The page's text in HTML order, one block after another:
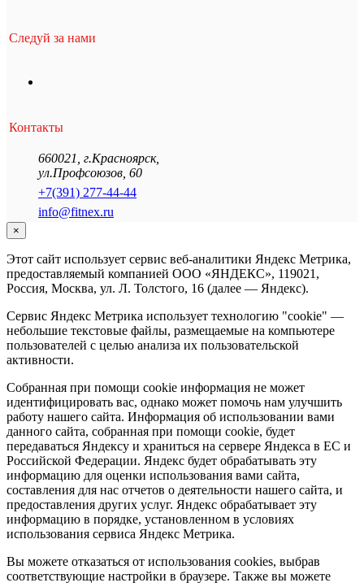
Следуй за нами
Контакты
660021 г.Красноярск,
ул.Профсоюзов, 60
+7(391) 277-44-44
info@fitnex.ru
×
Этот сайт использует сервис веб-аналитики Яндекс Метрика,
предоставляемый компанией ООО «ЯНДЕКС», 119021,
Россия, Москва, ул. Л. Толстого, 16 (далее — Яндекс).
Сервис Яндекс Метрика использует технологию "cookie" —
небольшие текстовые файлы, размещаемые на компьютере
пользователей с целью анализа их пользовательской
активности.
Собранная при помощи cookie информация не может
идентифицировать вас, однако может помочь нам улучшить
работу нашего сайта. Информация об использовании вами
данного сайта, собранная при помощи cookie, будет
передаваться Яндексу и храниться на сервере Яндекса в ЕС и
Российской Федерации. Яндекс будет обрабатывать эту
информацию для оценки использования вами сайта,
составления для нас отчетов о деятельности нашего сайта, и
предоставления других услуг. Яндекс обрабатывает эту
информацию в порядке, установленном в условиях
использования сервиса Яндекс Метрика.
Вы можете отказаться от использования cookies, выбрав
соответствующие настройки в браузере. Также вы можете